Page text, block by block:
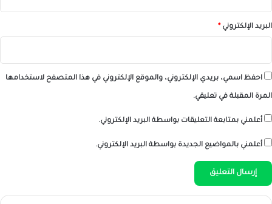
البريد الإلكتروني *
احفظ اسمي، بريدي الإلكتروني، والموقع الإلكتروني في هذا المتصفح لاستخدامها
المرة المقبلة في تعليقي.
أعلمني بمتابعة التعليقات بواسطة البريد الإلكتروني.
أعلمني بالمواضيع الجديدة بواسطة البريد الإلكتروني.